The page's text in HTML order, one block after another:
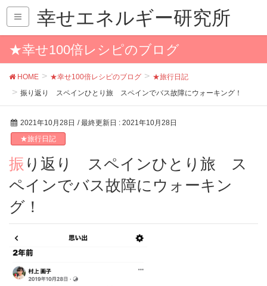
幸せエネルギー研究所
★幸せ100倍レシピのブログ
HOME ★幸せ100倍レシピのブログ
★旅行日記
振り返り スペインひとり旅 スペインでバス故障にウォーキング！
2021年10月28日 / 最終更新日 : 2021年10月28日
★旅行日記
振り返り スペインひとり旅 ス
ペインでバス故障にウォーキン
グ！